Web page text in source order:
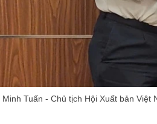
Tuấn - Chủ tịch Hội Xuất bản Việt